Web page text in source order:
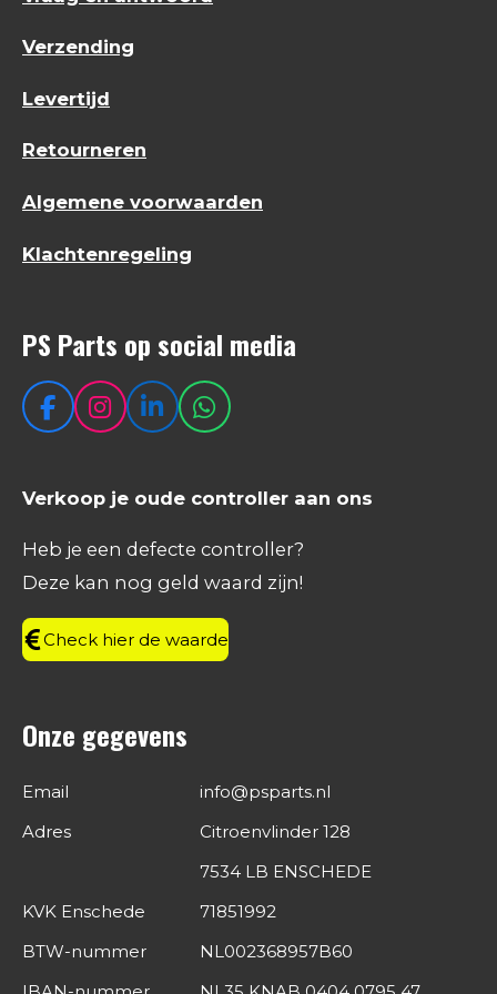
Verzending
Levertijd
Retourneren
Algemene voorwaarden
Klachtenregeling
PS Parts op social media
F
a
e
o
o
k
I
n
t
a
r
a
m
L
i
k
d
I
n
W
h
t
p
p
Verkoop je oude controller aan ons
Heb je een defecte controller?
Deze kan nog geld waard zijn!
Check hier de waarde
Onze gegevens
Email
info@psparts.nl
Adres
Citroenvlinder 128
7534 LB ENSCHEDE
KVK Enschede
71851992
BTW-nummer
NL002368957B60